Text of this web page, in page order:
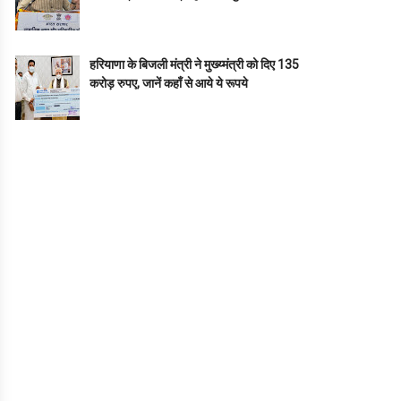
हरियाणा के बिजली मंत्री ने मुख्य्मंत्री को दिए 135
करोड़ रुपए, जानें कहाँ से आये ये रूपये